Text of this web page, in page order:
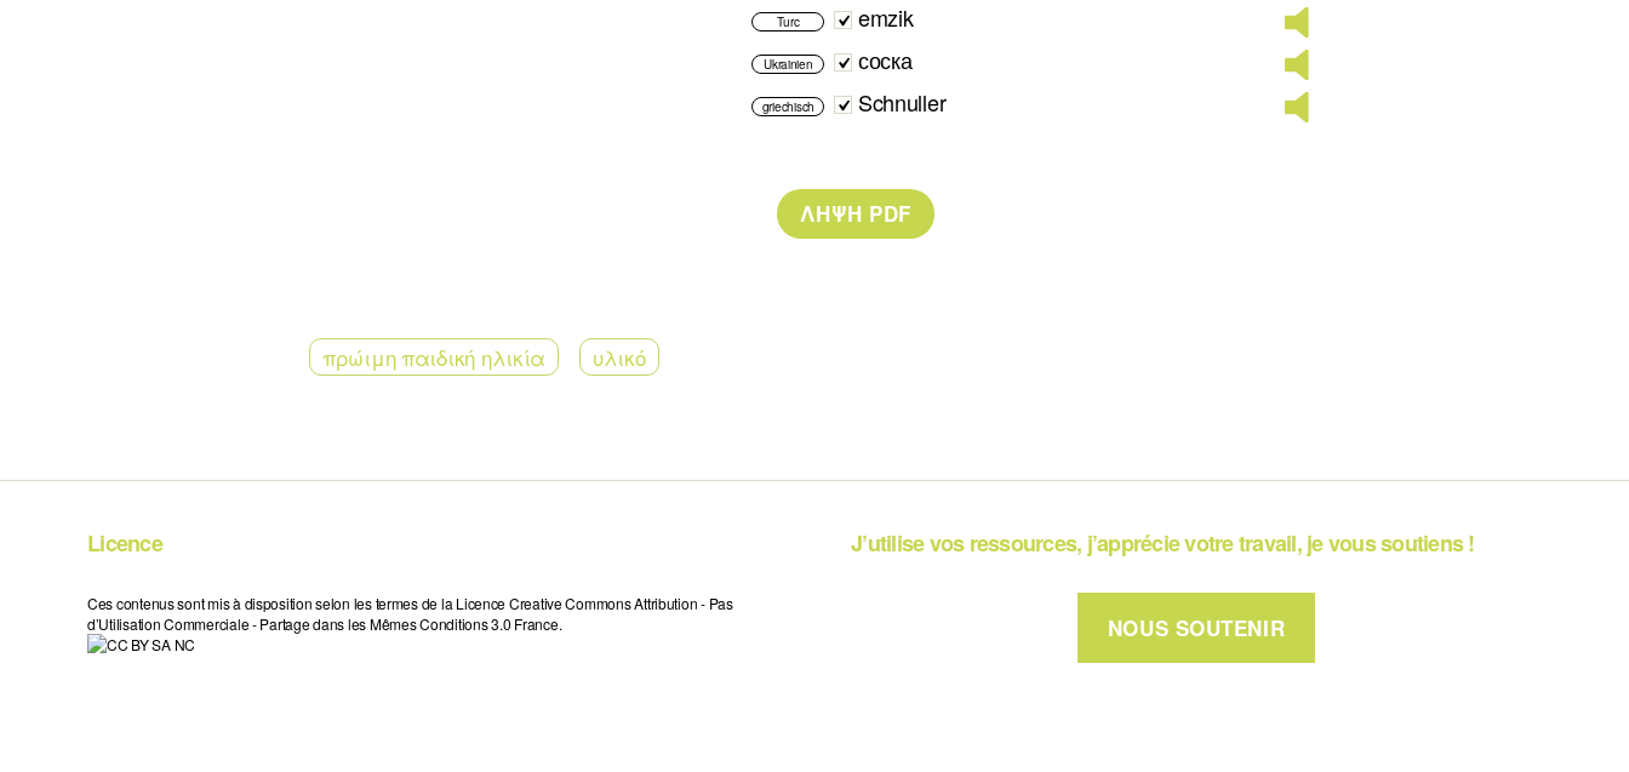
Turc emzik
Ukrainien соска
griechisch Schnuller
πρώιμη παιδική ηλικία υλικό
Licence
Ces contenus sont mis à disposition selon les termes de la Licence Creative Commons Attribution - Pas
d’Utilisation Commerciale - Partage dans les Mêmes Conditions 3.0 France.
J’utilise vos ressources, j’apprécie votre travail, je vous soutiens !
NOUS SOUTENIR